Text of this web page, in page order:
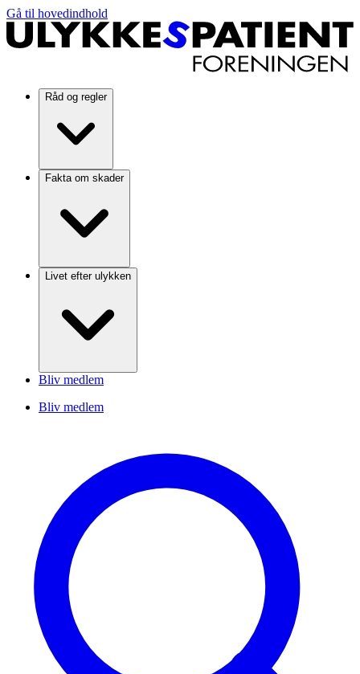
Gå til hovedindhold
Råd og regler
Fakta om skader
Livet efter ulykken
Bliv medlem
Bliv medlem